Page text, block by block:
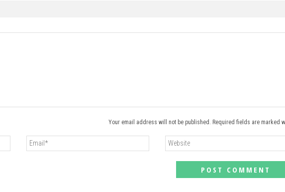
Your email address will not be published. Required fields are marked